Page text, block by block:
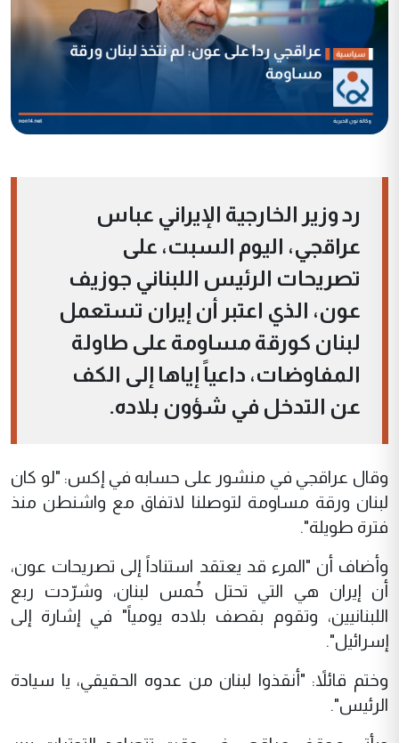
رد وزير الخارجية الإيراني عباس
عراقجي، اليوم السبت، على
تصريحات الرئيس اللبناني جوزيف
عون، الذي اعتبر أن إيران تستعمل
لبنان كورقة مساومة على طاولة
المفاوضات، داعياً إياها إلى الكف
عن التدخل في شؤون بلاده.
وقال عراقجي في منشور على حسابه في إكس: "لو كان
لبنان ورقة مساومة لتوصلنا لاتفاق مع واشنطن منذ
فترة طويلة".
وأضاف أن "المرء قد يعتقد استناداً إلى تصريحات عون،
أن إيران هي التي تحتل خُمس لبنان، وشرّدت ربع
اللبنانيين، وتقوم بقصف بلاده يومياً" في إشارة إلى
إسرائيل".
وختم قائلاً: "أنقذوا لبنان من عدوه الحقيقي، يا سيادة
الرئيس".